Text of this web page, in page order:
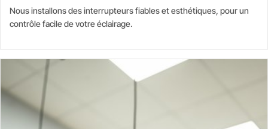
Nous installons des interrupteurs fiables et esthétiques, pour un
contrôle facile de votre éclairage.